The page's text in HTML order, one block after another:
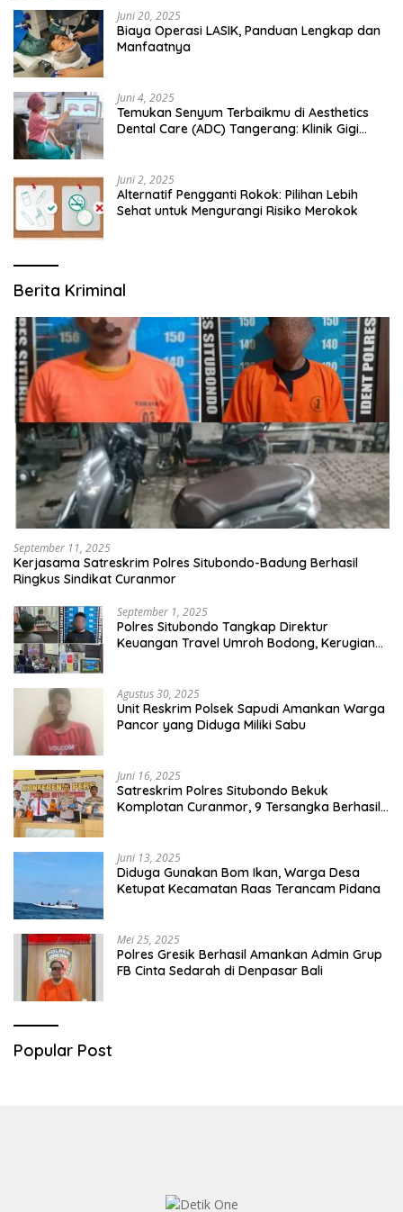
Juni 20, 2025
Biaya Operasi LASIK, Panduan Lengkap dan
Manfaatnya
Juni 4, 2025
Temukan Senyum Terbaikmu di Aesthetics
Dental Care (ADC) Tangerang: Klinik Gigi
Juni 2, 2025
Alternatif Pengganti Rokok: Pilihan Lebih
Sehat untuk Mengurangi Risiko Merokok
Berita Kriminal
September 11, 2025
Kerjasama Satreskrim Polres Situbondo-Badung Berhasil
Ringkus Sindikat Curanmor
September 1, 2025
Polres Situbondo Tangkap Direktur
Keuangan Travel Umroh Bodong, Kerugian
Agustus 30, 2025
Unit Reskrim Polsek Sapudi Amankan Warga
Pancor yang Diduga Miliki Sabu
Juni 16, 2025
Satreskrim Polres Situbondo Bekuk
Komplotan Curanmor, 9 Tersangka Berhasil
Juni 13, 2025
Diduga Gunakan Bom Ikan, Warga Desa
Ketupat Kecamatan Raas Terancam Pidana
Mei 25, 2025
Polres Gresik Berhasil Amankan Admin Grup
FB Cinta Sedarah di Denpasar Bali
Popular Post